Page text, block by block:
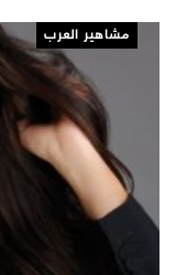
مشاهير العرب